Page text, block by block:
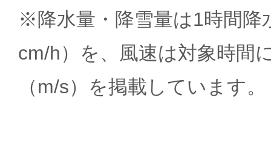
※降水量・降雪量は1時間降
cm/h）を、風速は対象時間
（m/s）を掲載しています。